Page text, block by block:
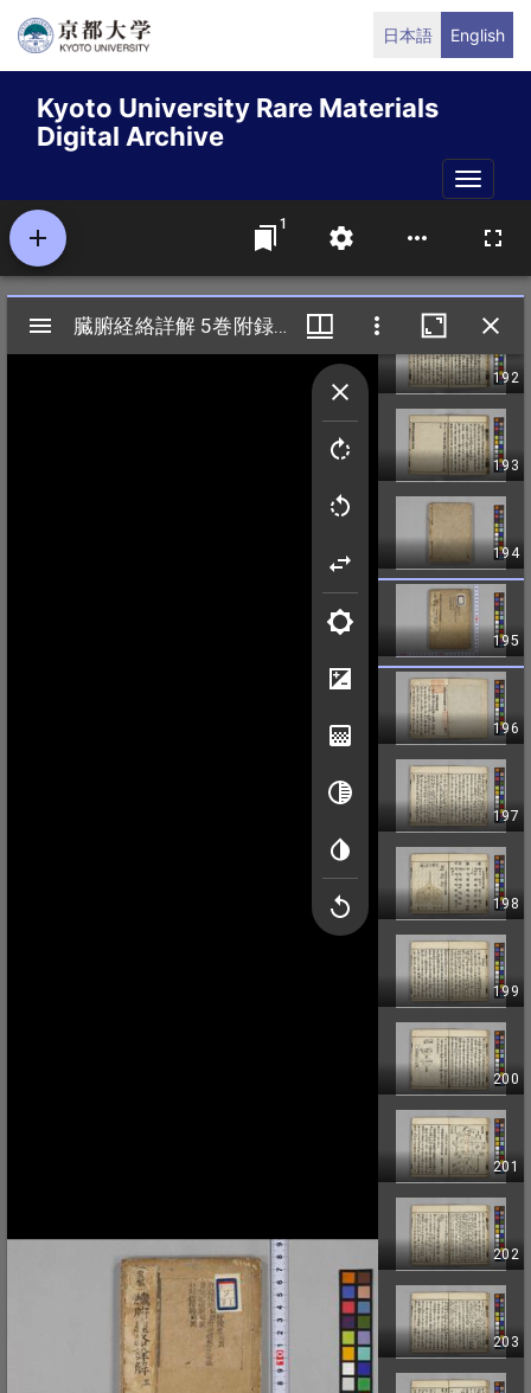
Skip
content
日本語 English
Kyoto University Rare Materials
Digital Archive
Toggle